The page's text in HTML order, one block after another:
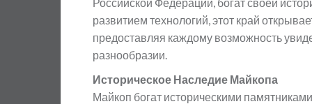
развитием технологий, этот край
предоставляя каждому возможность
разнообразии.
Историческое Наследие Майкопа
Майкоп богат историческими